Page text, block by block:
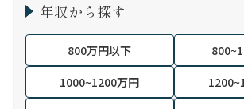
年収から探す
800万円以下
1000~1200万円